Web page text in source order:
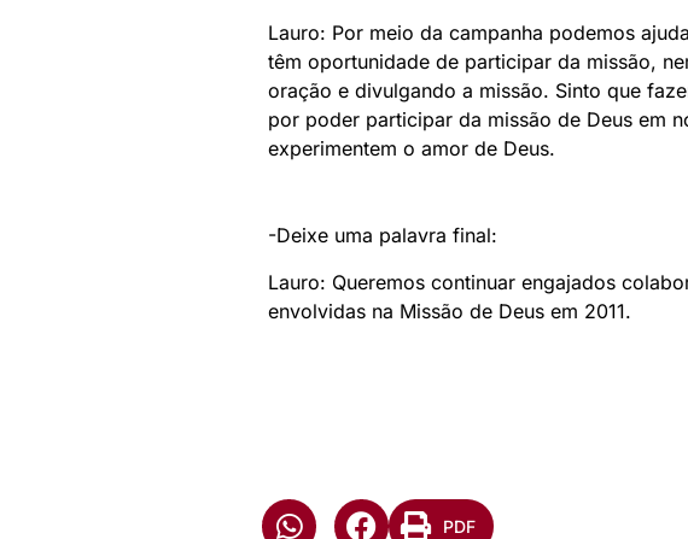
Lauro: Por meio da campanha podemos
têm oportunidade de participar da missão,
oração e divulgando a missão. Sinto que
por poder participar da missão de Deus em
experimentem o amor de Deus.
-Deixe uma palavra final:
Lauro: Queremos continuar engajados
envolvidas na Missão de Deus em 2011.
PDF